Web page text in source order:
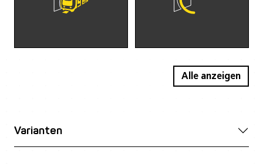
Alle anzeigen
Varianten